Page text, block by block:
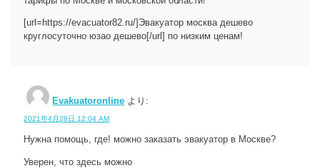
[url=https://evacuator82.ru/]Эвакуатор москва дешево
круглосуточно юзао дешево[/url] по низким ценам!
Evakuatoronline より:
2021年4月28日 12:04 AM
Нужна помощь, где! можно заказать эвакуатор в Москве?
Уверен, что здесь можно